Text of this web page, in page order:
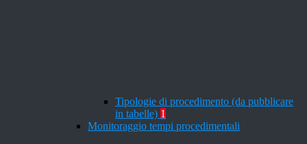
Tipologie di procedimento (da pubblicare
in tabelle) 1
Monitoraggio tempi procedimentali